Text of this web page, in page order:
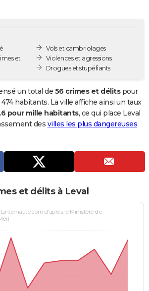
et
Vols et cambriolages
Violences et agressions
Drogues et stupéfiants
un total de 56 crimes et délitspour
habitants. La ville affiche ainsi un taux
pour mille habitants, ce qui place Leval
des villes les plus dangereuses
et délits à Leval
Linternaute.com d'après le Ministère de